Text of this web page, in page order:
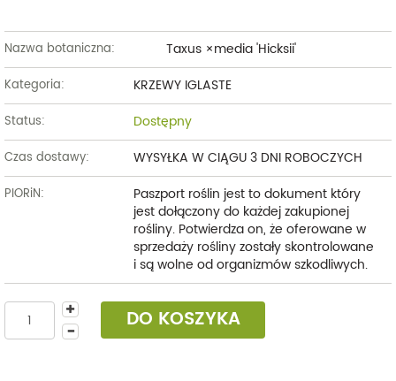
Nazwa botaniczna: Taxus ×media 'Hicksii'
Kategoria: KRZEWY IGLASTE
Status: Dostępny
Czas dostawy: WYSYŁKA W CIĄGU 3 DNI ROBOCZYCH
PIORiN:
Paszport roślin jest to dokument który
jest dołączony do każdej zakupionej
rośliny. Potwierdza on, że oferowane w
sprzedaży rośliny zostały skontrolowane
i są wolne od organizmów szkodliwych.
DO KOSZYKA